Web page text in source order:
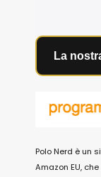
La
Polo Nerd è un
Amazon EU,